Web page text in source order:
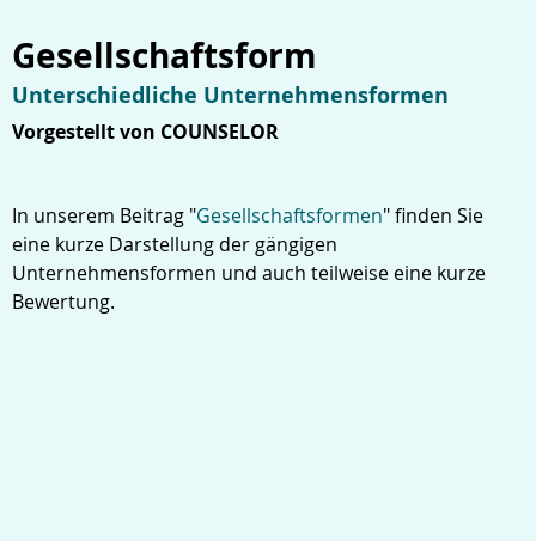
Gesellschaftsform
Unterschiedliche Unternehmensformen
Vorgestellt von COUNSELOR
In unserem Beitrag "Gesellschaftsformen" finden Sie
eine kurze Darstellung der gängigen
Unternehmensformen und auch teilweise eine kurze
Bewertung.